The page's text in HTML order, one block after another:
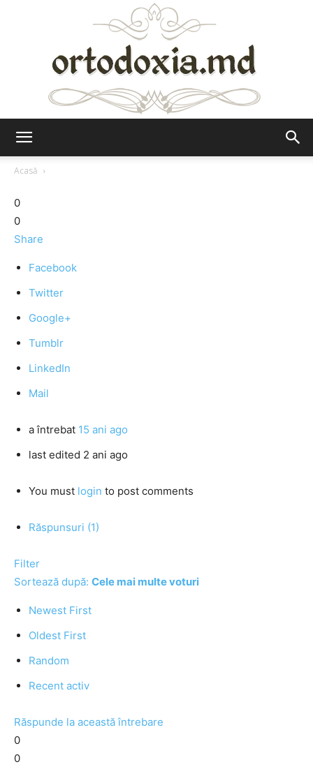
Acasă
0
0
Share
Facebook
Twitter
Google+
Tumblr
LinkedIn
Mail
a întrebat 15 ani ago
last edited 2 ani ago
You must login to post comments
Răspunsuri (1)
Filter
Sortează după: Cele mai multe voturi
Newest First
Oldest First
Random
Recent activ
Răspunde la această întrebare
0
0